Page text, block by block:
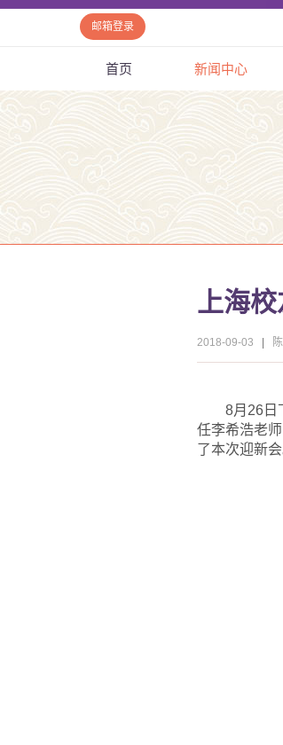
邮箱登录
首页 新闻中心
上海
2018-09-03
8月26日
任李希浩老
了本次迎新会